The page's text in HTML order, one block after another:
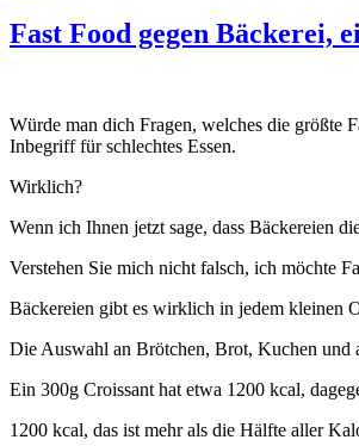
Fast Food gegen Bäckerei,
Würde man dich Fragen, welches die größte
Inbegriff für schlechtes Essen.
Wirklich?
Wenn ich Ihnen jetzt sage, dass Bäckereien
Verstehen Sie mich nicht falsch, ich möchte
Bäckereien gibt es wirklich in jedem kleinen
Die Auswahl an Brötchen, Brot, Kuchen und
Ein 300g Croissant hat etwa 1200 kcal,
1200 kcal, das ist mehr als die Hälfte aller